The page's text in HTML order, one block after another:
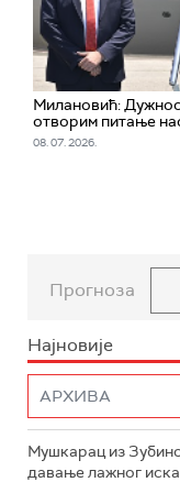
Милановић:
отворим питање
08. 07. 2026.
Прогноза
Најновије
Мушкарац из
давање лажног